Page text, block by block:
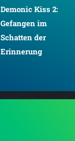
Demonic Kiss 2:
Gefangen im
Schatten der
Erinnerung